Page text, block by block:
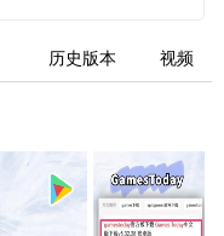
历史版本 视频